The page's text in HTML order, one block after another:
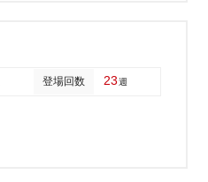
登場回数 23週